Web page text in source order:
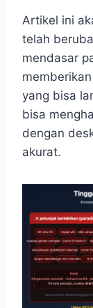
Artikel ini
telah
mendasar
yang bisa
bisa
dengan
akurat.